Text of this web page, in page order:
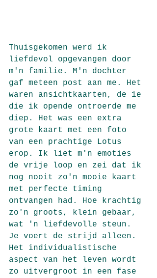
Thuisgekomen werd ik
liefdevol opgevangen door
m'n familie. M'n dochter
gaf meteen post aan me. Het
waren ansichtkaarten, de 1e
die ik opende ontroerde me
diep. Het was een extra
grote kaart met een foto
van een prachtige Lotus
erop. Ik liet m'n emoties
de vrije loop en zei dat ik
nog nooit zo'n mooie kaart
met perfecte timing
ontvangen had. Hoe krachtig
zo'n groots, klein gebaar,
wat 'n liefdevolle steun.
Je voert de strijd alleen.
Het individualistische
aspect van het leven wordt
zo uitvergroot in een fase